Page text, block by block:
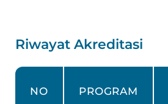
Riwayat Akreditasi
NO PROGRAM